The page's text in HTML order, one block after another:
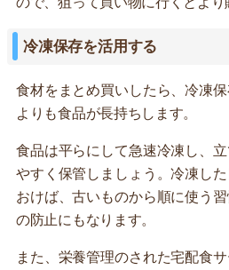
冷凍保存を活用する
食材をまとめ買いしたら、冷凍
よりも食品が長持ちします。
食品は平らにして急速冷凍し、
やすく保管しましょう。冷凍し
おけば、古いものから順に使う
の防止にもなります。
また、栄養管理のされた宅配食